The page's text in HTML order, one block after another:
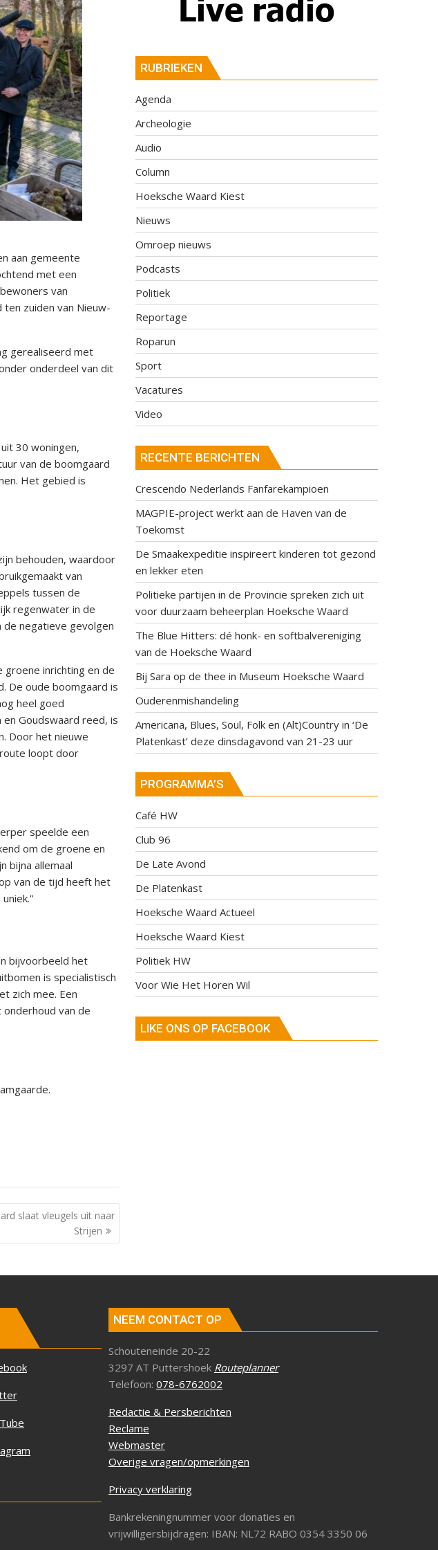
aan gemeente
met een
van
zuiden van Nieuw-
gerealiseerd met
onderdeel van dit
30 woningen,
van de boomgaard
Het gebied is
behouden, waardoor
van
tussen de
regenwater in de
de negatieve gevolgen
groene inrichting en de
De oude boomgaard is
heel goed
Goudswaard reed, is
Door het nieuwe
loopt door
speelde een
om de groene en
bijna allemaal
van de tijd heeft het
bijvoorbeeld het
is specialistisch
zich mee. Een
van de
slaat vleugels uit naar
Strijen
RUBRIEKEN
Agenda
Archeologie
Audio
Column
Hoeksche Waard Kiest
Nieuws
Omroep nieuws
Podcasts
Politiek
Reportage
Roparun
Sport
Vacatures
Video
RECENTE BERICHTEN
Crescendo Nederlands Fanfarekampioen
MAGPIE-project werkt aan de Haven van de
Toekomst
De Smaakexpeditie inspireert kinderen tot gezond
en lekker eten
Politieke partijen in de Provincie spreken zich uit
voor duurzaam beheerplan Hoeksche Waard
The Blue Hitters: dé honk- en softbalvereniging
van de Hoeksche Waard
Bij Sara op de thee in Museum Hoeksche Waard
Ouderenmishandeling
Americana, Blues, Soul, Folk en (Alt)Country in ‘De
Platenkast’ deze dinsdagavond van 21-23 uur
PROGRAMMA’S
Café HW
Club 96
De Late Avond
De Platenkast
Hoeksche Waard Actueel
Hoeksche Waard Kiest
Politiek HW
Voor Wie Het Horen Wil
LIKE ONS OP FACEBOOK
NEEM CONTACT OP
Schouteneinde 20-22
3297 AT Puttershoek Routeplanner
Telefoon: 078-6762002
Redactie & Persberichten
Reclame
Webmaster
Overige vragen/opmerkingen
Privacy verklaring
Bankrekeningnummer voor donaties en
vrijwilligersbijdragen: IBAN: NL72 RABO 0354 3350 06